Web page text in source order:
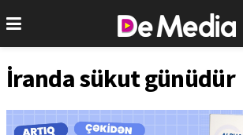
İranda sükut günüdür